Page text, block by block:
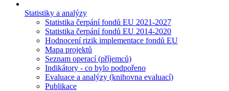
Statistiky a analýzy
Statistika čerpání fondů EU 2021-2027
Statistika čerpání fondů EU 2014-2020
Hodnocení rizik implementace fondů EU
Mapa projektů
Seznam operací (příjemců)
Indikátory - co bylo podpořeno
Evaluace a analýzy (knihovna evaluací)
Publikace